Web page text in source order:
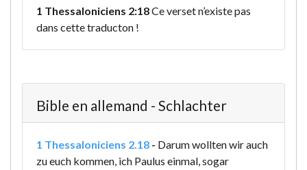
1 Thessaloniciens 2:18Ce verset n’existe pas
dans cette traducton !
Bible en allemand - Schlachter
1 Thessaloniciens 2.18 - Darum wollten wir auch
zu euch kommen, ich Paulus einmal, sogar